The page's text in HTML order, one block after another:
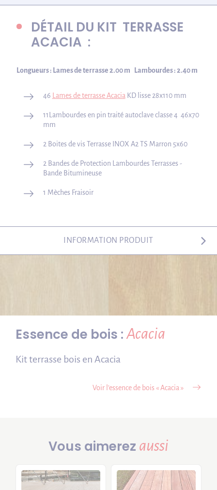
DÉTAIL DU KIT TERRASSE
ACACIA :
Longueurs : Lames de terrasse 2.00 m Lambourdes : 2.40 m
46 Lames de terrasse Acacia KD lisse 28x110 mm
11Lambourdes en pin traité autoclave classe 4 46x70
mm
2 Boites de vis Terrasse INOX A2 TS Marron 5x60
2 Bandes de Protection Lambourdes Terrasses -
Bande Bitumineuse
1 Mèches Fraisoir
INFORMATION PRODUIT
Essence de bois :Acacia
Kit terrasse bois en Acacia
Voir l’essence de bois « Acacia »
Vous aimerez aussi